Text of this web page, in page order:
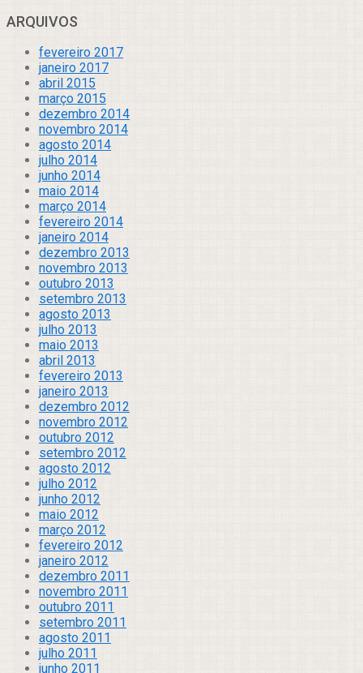
ARQUIVOS
fevereiro 2017
janeiro 2017
abril 2015
março 2015
dezembro 2014
novembro 2014
agosto 2014
julho 2014
junho 2014
maio 2014
março 2014
fevereiro 2014
janeiro 2014
dezembro 2013
novembro 2013
outubro 2013
setembro 2013
agosto 2013
julho 2013
maio 2013
abril 2013
fevereiro 2013
janeiro 2013
dezembro 2012
novembro 2012
outubro 2012
setembro 2012
agosto 2012
julho 2012
junho 2012
maio 2012
março 2012
fevereiro 2012
janeiro 2012
dezembro 2011
novembro 2011
outubro 2011
setembro 2011
agosto 2011
julho 2011
junho 2011